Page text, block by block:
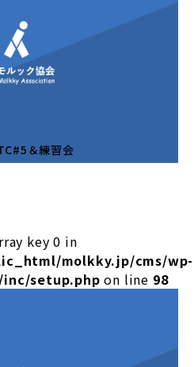
＆練習会
key 0 in
molkky.jp/cms/wp-
setup.php on line 98